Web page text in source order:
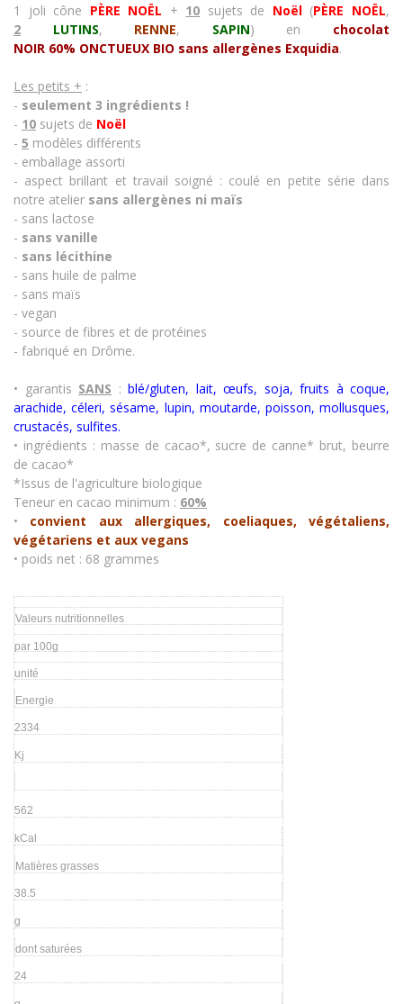
1 joli cône PÈRE NOËL + 10 sujets de Noël (PÈRE NOËL,
2
LUTINS, RENNE, SAPIN) en chocolat
NOIR 60% ONCTUEUX BIO sans allergènes Exquidia.
Les petits + :
- seulement 3 ingrédients !
- 10 sujets de Noël
- 5 modèles différents
- emballage assorti
- aspect brillant et travail soigné : coulé en petite série dans
notre atelier sans allergènes ni maïs
- sans lactose
- sans vanille
- sans lécithine
- sans huile de palme
- sans maïs
- vegan
- source de fibres et de protéines
- fabriqué en Drôme.
• garantis SANS : blé/gluten, lait, œufs, soja, fruits à coque,
arachide, céleri, sésame, lupin, moutarde, poisson, mollusques,
crustacés, sulfites.
• ingrédients : masse de cacao*, sucre de canne* brut, beurre
de cacao*
*Issus de l'agriculture biologique
Teneur en cacao minimum : 60%
• convient aux allergiques, coeliaques, végétaliens,
végétariens et aux vegans
• poids net : 68 grammes
Valeurs nutritionnelles
par 100g
unité
Energie
2334
Kj
562
kCal
Matières grasses
38.5
g
dont saturées
24